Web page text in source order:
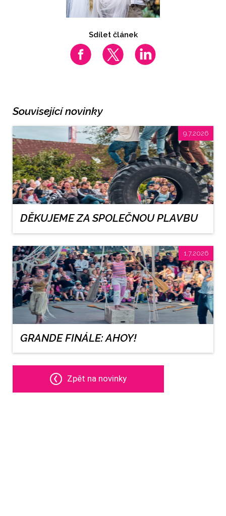
Sdílet článek
Související novinky
9.7.2026
DĚKUJEME ZA SPOLEČNOU PLAVBU
1.7.2026
GRANDE FINÁLE: AHOY!
Zpět na novinky